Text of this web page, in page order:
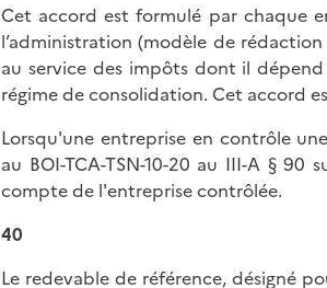
Cet accord est formulé par chaque
l’administration (modèle de
au service des impôts dont il
régime de consolidation. Cet accord
Lorsqu'une entreprise en contrôle
au BOI-TCA-TSN-10-20 au III-A §
compte de l'entreprise contrôlée.
40
Le redevable de référence, désigné